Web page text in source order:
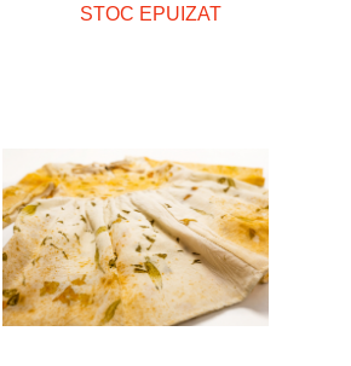
STOC EPUIZAT